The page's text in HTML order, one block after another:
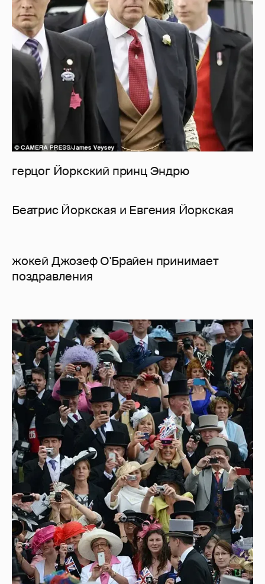
герцог Йоркский принц Эндрю
Беатрис Йоркская и Евгения Йоркская
жокей Джозеф О'Брайен принимает
поздравления